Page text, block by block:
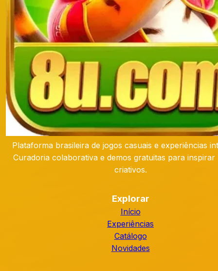
Plataforma brasileira de jogos casuais e experiências
Curadoria colaborativa e demos gratuitas para inspirar
criativos.
Explorar
Início
Experiências
Catálogo
Novidades